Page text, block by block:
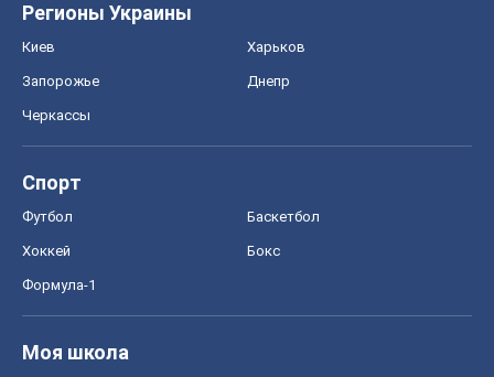
Регионы Украины
Киев Харьков
Запорожье Днепр
Черкассы
Спорт
Футбол Баскетбол
Хоккей Бокс
Формула-1
Моя школа